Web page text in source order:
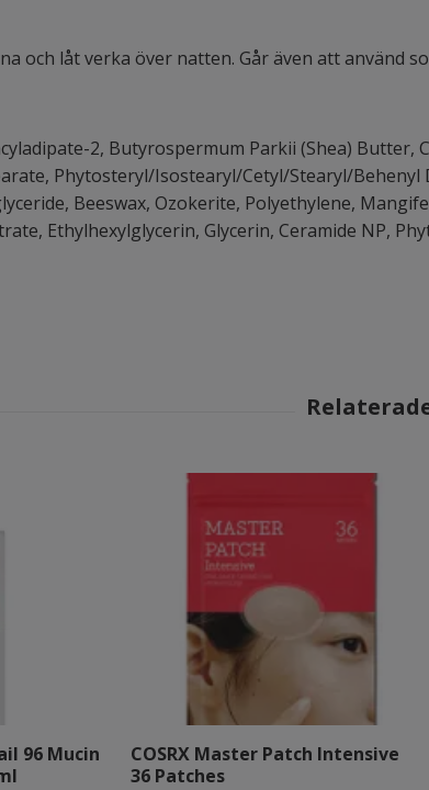
och låt verka över natten. Går även att använd
2, Butyrospermum Parkii (Shea) Butter,
Phytosteryl/Isostearyl/Cetyl/Stearyl/Behenyl
Beeswax, Ozokerite, Polyethylene,
Ethylhexylglycerin, Glycerin, Ceramide NP,
96 Mucin
COSRX Master Patch Intensive
36 Patches